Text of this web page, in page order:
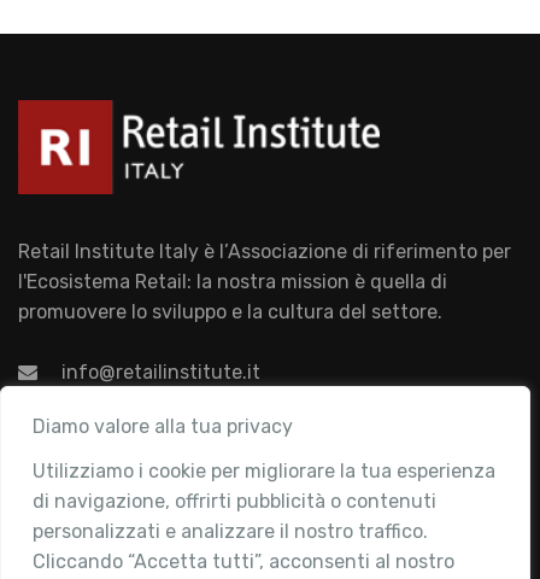
Diamo valore alla tua privacy
Utilizziamo i cookie per migliorare la tua esperienza
di navigazione, offrirti pubblicità o contenuti
personalizzati e analizzare il nostro traffico.
Cliccando “Accetta tutti”, acconsenti al nostro
Retail Institute Italy è l’Associazione di riferimento per
l'Ecosistema Retail: la nostra mission è quella di
promuovere lo sviluppo e la cultura del settore.
info@retailinstitute.it
Associazione
Chi siamo
Attività
Contatti